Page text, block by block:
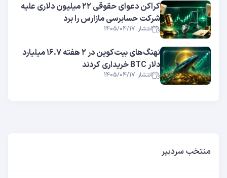
کراکن دعوای حقوقی ۲۲ میلیون دلاری علیه
شرکت حسابرسی مازارس را برد
انتشار: 1405/04/17
نهنگ‌های بیت‌کوین در ۲ هفته ۱۶.۷ میلیارد
دلار BTC خریداری کردند
انتشار: 1405/04/17
منتخب سردبیر